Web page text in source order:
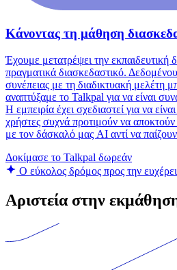
Κάνοντας τη μάθηση
Έχουμε μετατρέψει την εκπαιδευτική
πραγματικά διασκεδαστικό.
συνέπειας με τη διαδικτυακή μελέτη
αναπτύξαμε το Talkpal για να είναι
Η εμπειρία έχει σχεδιαστεί για να
χρήστες συχνά προτιμούν να αποκτούν
με τον δάσκαλό μας AI αντί να παίζουν
Δοκίμασε το Talkpal δωρεάν
Ο εύκολος δρόμος προς την
Αριστεία στην